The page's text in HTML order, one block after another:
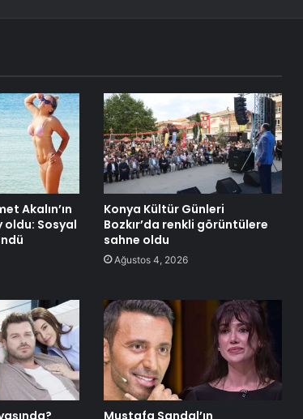
Akalın’ın
oldu: Sosyal
Konya Kültür Günleri
Bozkır’da renkli görüntülere
sahne oldu
Ağustos 4, 2026